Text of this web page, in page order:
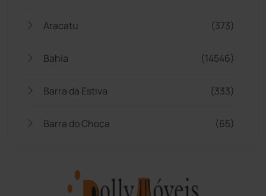
Aracatu (373)
Bahia (14546)
Barra da Estiva (333)
Barra do Choça (65)
Bom Jesus da Lapa